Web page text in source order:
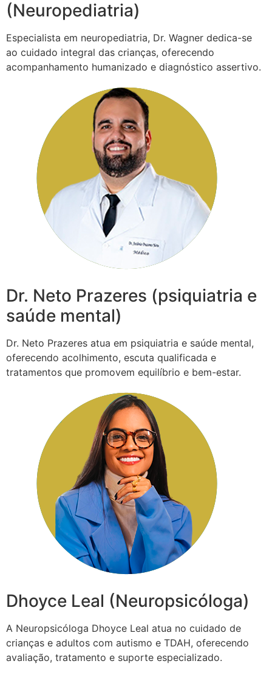
(Neuropediatria)
Especialista em neuropediatria, Dr. Wagner dedica-se
ao cuidado integral das crianças, oferecendo
acompanhamento humanizado e diagnóstico assertivo.
Dr. Neto Prazeres (psiquiatria e
saúde mental)
Dr. Neto Prazeres atua em psiquiatria e saúde mental,
oferecendo acolhimento, escuta qualificada e
tratamentos que promovem equilíbrio e bem-estar.
Dhoyce Leal (Neuropsicóloga)
A Neuropsicóloga Dhoyce Leal atua no cuidado de
crianças e adultos com autismo e TDAH, oferecendo
avaliação, tratamento e suporte especializado.